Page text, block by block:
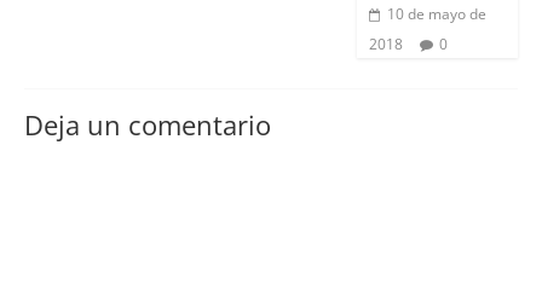
10 de mayo de
2018
0
Deja un comentario